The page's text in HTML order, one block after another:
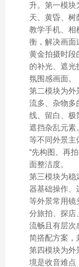
升。第一模块
天、黄昏、树
教学手机、相
衡，解决画面
黄金拍摄时段
的补光、遮光
氛围感画面。
第二模块为外
流多、杂物多
线、留白、极
遮挡杂乱元素
等不同外景主
“先构图、再
面整洁度。
第三模块为稳
器基础操作、
等外景常用镜
分旅拍、探店
流畅且有层次
简搭配方案，
第四模块为外
境是收音难点